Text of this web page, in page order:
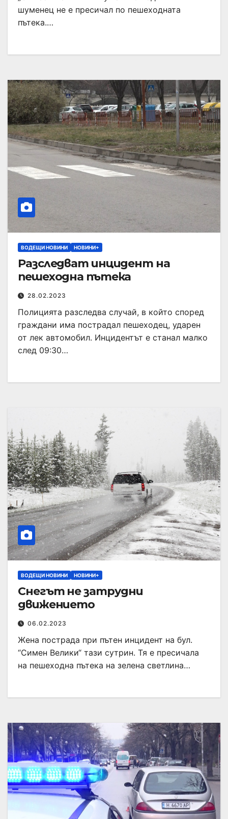
шуменец не е пресичал по пешеходната
пътека.…
ВОДЕЩИ НОВИНИ НОВИНИ+
Разследват инцидент на
пешеходна пътека
28.02.2023
Полицията разследва случай, в който според
граждани има пострадал пешеходец, ударен
от лек автомобил. Инцидентът е станал малко
след 09:30…
ВОДЕЩИ НОВИНИ НОВИНИ+
Снегът не затрудни
движението
06.02.2023
Жена пострада при пътен инцидент на бул.
“Симeн Велики“ тази сутрин. Тя е пресичала
на пешеходна пътека на зелена светлина…